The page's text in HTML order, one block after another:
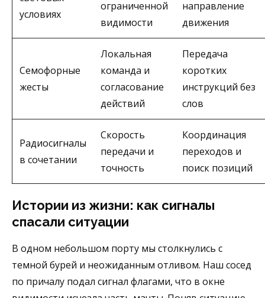
условиях
ограниченной
видимости
направление
движения
Семофорные
жесты
Локальная
команда и
согласование
действий
Передача
коротких
инструкций без
слов
Радиосигналы
в сочетании
Скорость
передачи и
точность
Координация
переходов и
поиск позиций
Истории из жизни: как сигналы
спасали ситуации
В одном небольшом порту мы столкнулись с
темной бурей и неожиданным отливом. Наш сосед
по причалу подал сигнал флагами, что в окне